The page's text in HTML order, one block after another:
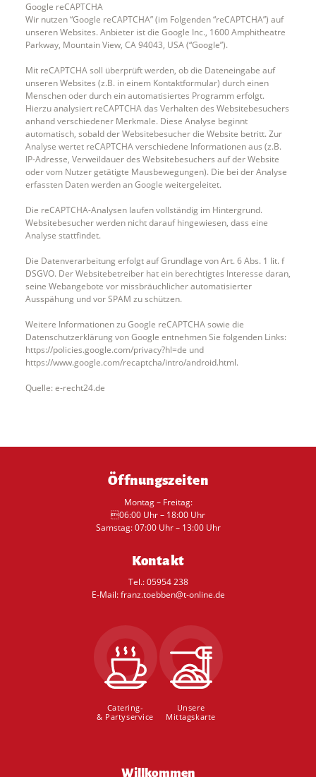
Google reCAPTCHA
Wir nutzen “Google reCAPTCHA” (im Folgenden “reCAPTCHA”) auf
unseren Websites. Anbieter ist die Google Inc., 1600 Amphitheatre
Parkway, Mountain View, CA 94043, USA (“Google”).
Mit reCAPTCHA soll überprüft werden, ob die Dateneingabe auf
unseren Websites (z.B. in einem Kontaktformular) durch einen
Menschen oder durch ein automatisiertes Programm erfolgt.
Hierzu analysiert reCAPTCHA das Verhalten des Websitebesuchers
anhand verschiedener Merkmale. Diese Analyse beginnt
automatisch, sobald der Websitebesucher die Website betritt. Zur
Analyse wertet reCAPTCHA verschiedene Informationen aus (z.B.
IP-Adresse, Verweildauer des Websitebesuchers auf der Website
oder vom Nutzer getätigte Mausbewegungen). Die bei der Analyse
erfassten Daten werden an Google weitergeleitet.
Die reCAPTCHA-Analysen laufen vollständig im Hintergrund.
Websitebesucher werden nicht darauf hingewiesen, dass eine
Analyse stattfindet.
Die Datenverarbeitung erfolgt auf Grundlage von Art. 6 Abs. 1 lit. f
DSGVO. Der Websitebetreiber hat ein berechtigtes Interesse daran,
seine Webangebote vor missbräuchlicher automatisierter
Ausspähung und vor SPAM zu schützen.
Weitere Informationen zu Google reCAPTCHA sowie die
Datenschutzerklärung von Google entnehmen Sie folgenden Links:
https://policies.google.com/privacy?hl=de und
https://www.google.com/recaptcha/intro/android.html.
Quelle: e-recht24.de
Öffnungszeiten
Montag – Freitag:
06:00 Uhr – 18:00 Uhr
Samstag: 07:00 Uhr – 13:00 Uhr
Kontakt
Tel.: 05954 238
E-Mail: franz.toebben@t-online.de
Catering-
& Partyservice
Unsere
Mittagskarte
Navigation
Willkommen